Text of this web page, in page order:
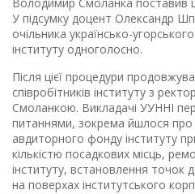
Володимир Смоланка поставив
У підсумку доцент Олександр
очільника українсько-
інституту одноголосно.
Після цієї процедури
співробітників інституту з
Смоланкою. Викладачі УУННІ
питаннями, зокрема йшлося
авдиторного фонду інституту
кількістю посадкових місць,
інституту, встановлення точок
на поверхах інститутського